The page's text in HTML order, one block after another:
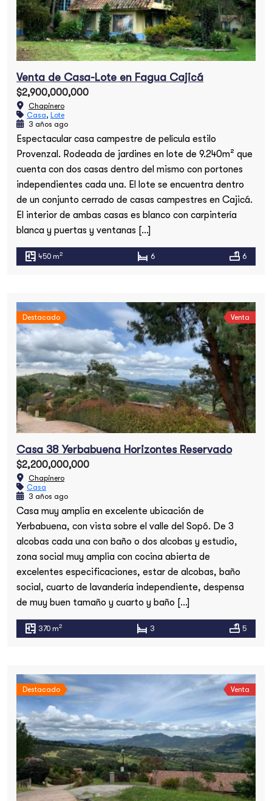
Venta de Casa-Lote en Fagua Cajicá
$2,900,000,000
Chapinero
Casa, Lote
3 años ago
Espectacular casa campestre de película estilo
Provenzal. Rodeada de jardines en lote de 9.240m² que
cuenta con dos casas dentro del mismo con portones
independientes cada una. El lote se encuentra dentro
de un conjunto cerrado de casas campestres en Cajicá.
El interior de ambas casas es blanco con carpintería
blanca y puertas y ventanas […]
450 m2 6 6
Destacado Venta
Casa 38 Yerbabuena Horizontes Reservado
$2,200,000,000
Chapinero
Casa
3 años ago
Casa muy amplia en excelente ubicación de
Yerbabuena, con vista sobre el valle del Sopó. De 3
alcobas cada una con baño o dos alcobas y estudio,
zona social muy amplia con cocina abierta de
excelentes especificaciones, estar de alcobas, baño
social, cuarto de lavandería independiente, despensa
de muy buen tamaño y cuarto y baño […]
370 m2 3 5
Destacado Venta